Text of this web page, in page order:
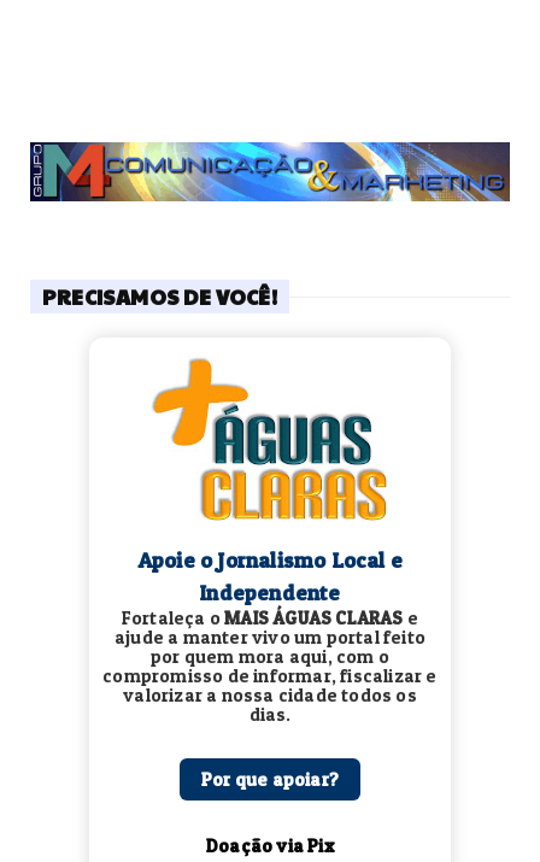
PRECISAMOS DE VOCÊ!
Apoie o Jornalismo Local e
Independente
Fortaleça oMAIS ÁGUAS CLARAS e
ajude a manter vivo um portal feito
por quem mora aqui, com o
compromisso de informar, fiscalizar e
valorizar a nossa cidade todos os
dias.
Por que apoiar?
Doação via Pix